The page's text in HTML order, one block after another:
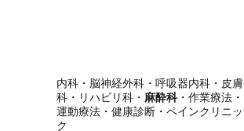
内科・脳神経外科・呼吸器内科・皮膚
科・リハビリ科・ 麻酔科・作業療法・
運動療法・健康診断・ペインクリニッ
ク